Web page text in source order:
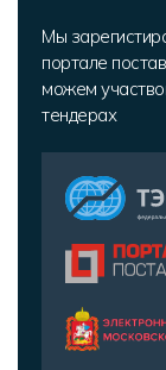
Мы
портале
можем
тендерах